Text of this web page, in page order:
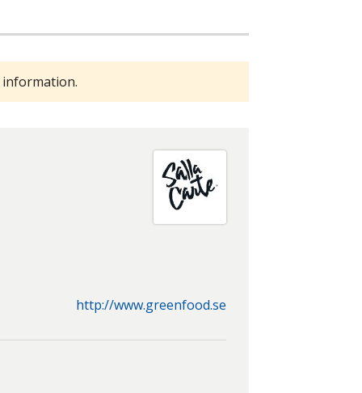
http://www.greenfood.se